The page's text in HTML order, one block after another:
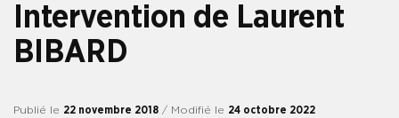
Intervention de Laurent
BIBARD
Publié le 22 novembre 2018 / Modifié le 24 octobre 2022